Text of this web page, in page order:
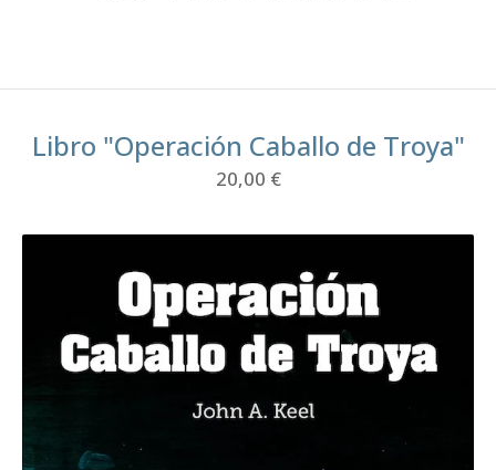
Libro "Operación Caballo de Troya"
20,00 €